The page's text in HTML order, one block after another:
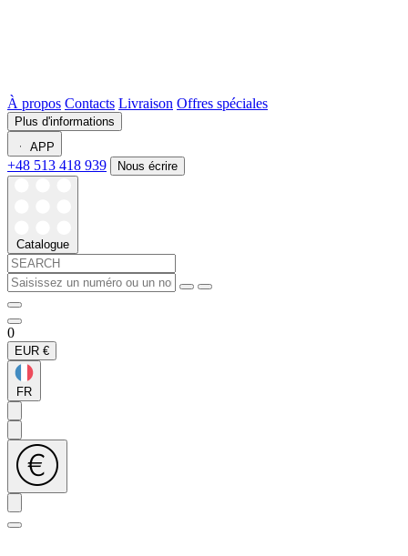
À propos Contacts Livraison Offres spéciales
Plus d'informations
APP
+48 513 418 939 Nous écrire
Catalogue
0
EUR €
FR